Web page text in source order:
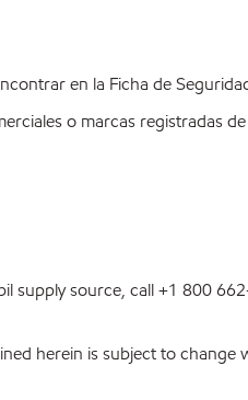
en la Ficha de
o marcas registradas
supply source, call +1 800
herein is subject to